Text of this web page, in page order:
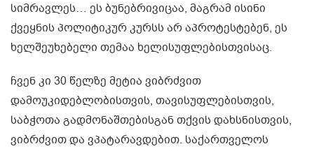
სიმრავლეს… ეს ბუნებრივიცაა, მაგრამ ისინი
ქვეყნის პოლიტიკურ კურსს არ აპროტესტებენ, ეს
ხელშეუხებელი თემაა ხელისუფლებისთვისაც.
ჩვენ კი 30 წელზე მეტია ვიბრძვით
დამოუკიდებლობისთვის, თავისუფლებისთვის,
საბჭოთა გადმონაშთებისგან თქვის დახსნისთვის,
ვიბრძვით და ვპატარავდებით. საქართველოს